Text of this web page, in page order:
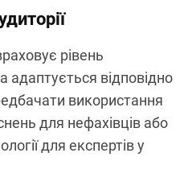
рівень
адаптується відповідно
використання
для нефахівців або
для експертів у